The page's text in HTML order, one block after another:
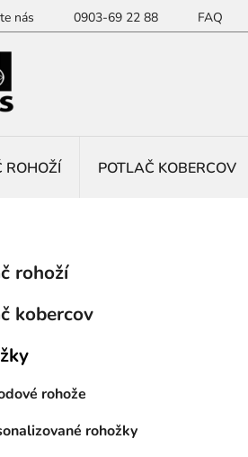
nás 0903-69 22 88 FAQ
ROHOŽÍ POTLAČ KOBERCOV
rohoží
kobercov
rohože
rohožky